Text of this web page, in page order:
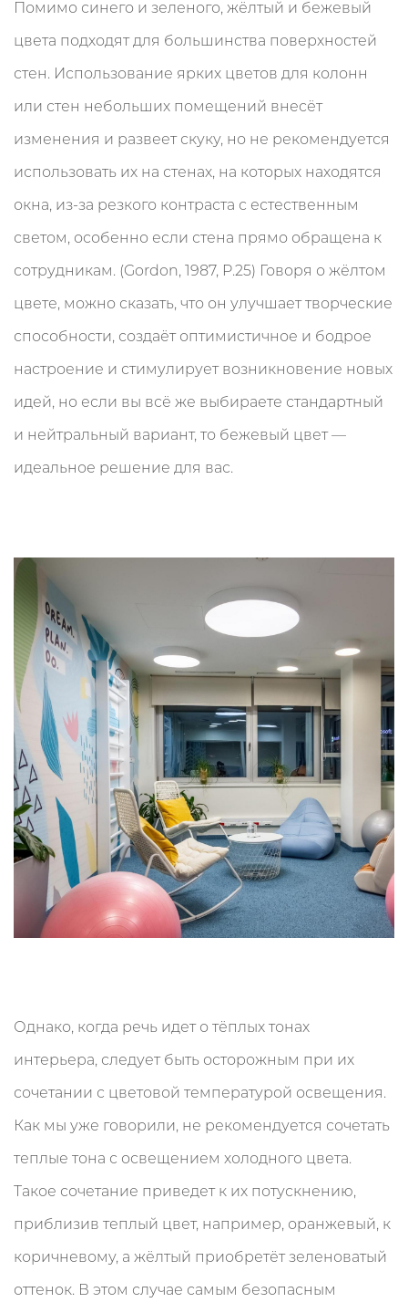
Помимо синего и зеленого, жёлтый и бежевый
цвета подходят для большинства поверхностей
стен. Использование ярких цветов для колонн
или стен небольших помещений внесёт
изменения и развеет скуку, но не рекомендуется
использовать их на стенах, на которых находятся
окна, из-за резкого контраста с естественным
светом, особенно если стена прямо обращена к
сотрудникам. (Gordon, 1987, P.25) Говоря о жёлтом
цвете, можно сказать, что он улучшает творческие
способности, создаёт оптимистичное и бодрое
настроение и стимулирует возникновение новых
идей, но если вы всё же выбираете стандартный
и нейтральный вариант, то бежевый цвет —
идеальное решение для вас.
Однако, когда речь идет о тёплых тонах
интерьера, следует быть осторожным при их
сочетании с цветовой температурой освещения.
Как мы уже говорили, не рекомендуется сочетать
теплые тона с освещением холодного цвета.
Такое сочетание приведет к их потускнению,
приблизив теплый цвет, например, оранжевый, к
коричневому, а жёлтый приобретёт зеленоватый
оттенок. В этом случае самым безопасным